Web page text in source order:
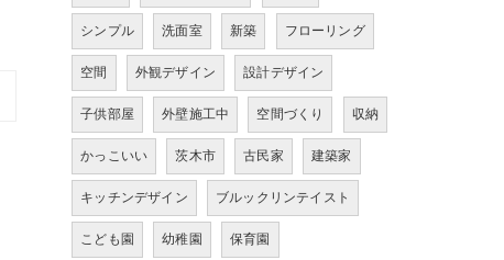
シンプル 洗面室 新築 フローリング
空間 外観デザイン 設計デザイン
子供部屋 外壁施工中 空間づくり 収納
かっこいい 茨木市 古民家 建築家
キッチンデザイン ブルックリンテイスト
こども園 幼稚園 保育園